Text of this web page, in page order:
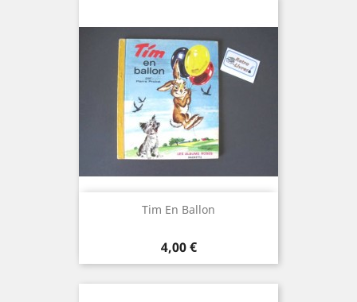
Tim En Ballon
Prix
4,00 €